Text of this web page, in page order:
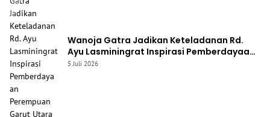
Wanoja Gatra Jadikan Keteladanan Rd.
Ayu Lasminingrat Inspirasi Pemberdayaan
Perempuan Garut Utara
5 Juli 2026